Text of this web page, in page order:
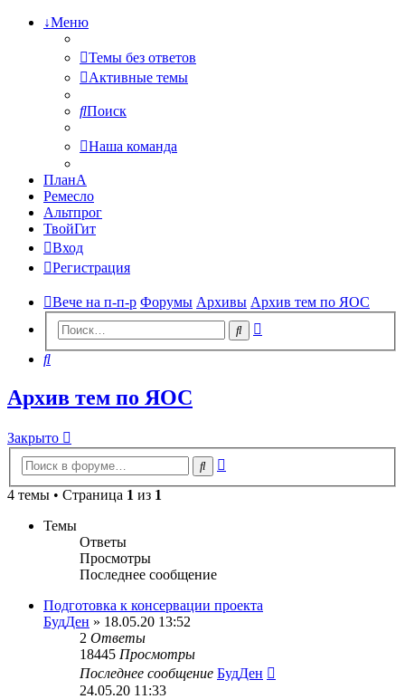
↓Меню
Темы без ответов
Активные темы
Поиск
Наша команда
ПланА
Ремесло
Альтпрог
ТвойГит
Вход
Регистрация
Вече на п-п-р Форумы Архивы Архив тем по ЯОС
Поиск
Поиск
Архив тем по ЯОС
Закрыто
Поиск
4 темы • Страница 1 из 1
Темы
Ответы
Просмотры
Последнее сообщение
Подготовка к консервации проекта
БудДен » 18.05.20 13:52
2 Ответы
18445 Просмотры
Последнее сообщение БудДен
24.05.20 11:33